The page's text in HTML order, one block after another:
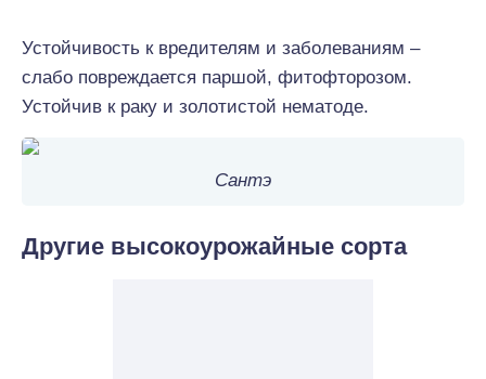
Устойчивость к вредителям и заболеваниям –
слабо повреждается паршой, фитофторозом.
Устойчив к раку и золотистой нематоде.
Сантэ
Другие высокоурожайные сорта